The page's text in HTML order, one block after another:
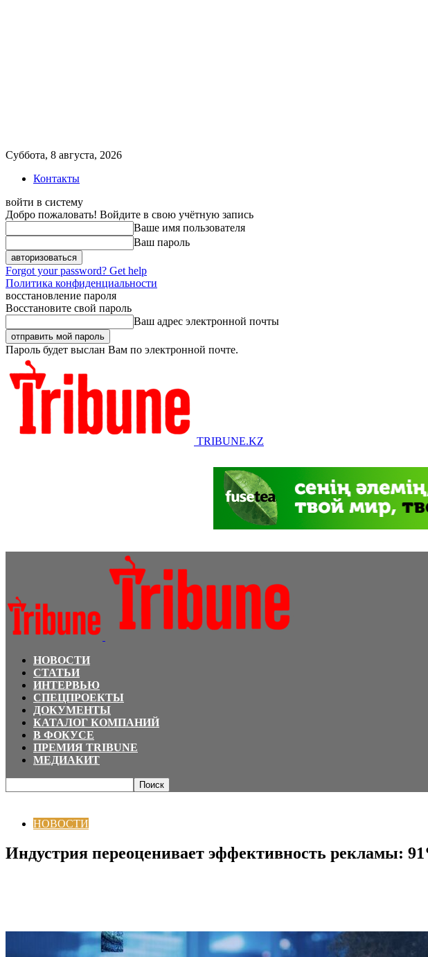
Суббота, 8 августа, 2026
Контакты
войти в систему
Добро пожаловать! Войдите в свою учётную запись
Ваше имя пользователя
Ваш пароль
Forgot your password? Get help
Политика конфиденциальности
восстановление пароля
Восстановите свой пароль
Ваш адрес электронной почты
Пароль будет выслан Вам по электронной почте.
TRIBUNE.KZ
НОВОСТИ
СТАТЬИ
ИНТЕРВЬЮ
СПЕЦПРОЕКТЫ
ДОКУМЕНТЫ
КАТАЛОГ КОМПАНИЙ
В ФОКУСЕ
ПРЕМИЯ TRIBUNE
МЕДИАКИТ
НОВОСТИ
Индустрия переоценивает эффективность рекламы: